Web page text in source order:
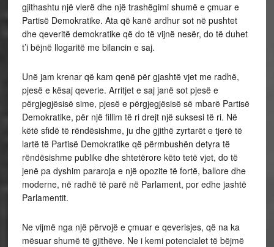
gjithashtu një vlerë dhe një trashëgimi shumë e çmuar e
Partisë Demokratike. Ata që kanë ardhur sot në pushtet
dhe qeveritë demokratike që do të vijnë nesër, do të duhet
t’i bëjnë llogaritë me bilancin e saj.
Unë jam krenar që kam qenë për gjashtë vjet me radhë,
pjesë e kësaj qeverie. Arritjet e saj janë sot pjesë e
përgjegjësisë sime, pjesë e përgjegjësisë së mbarë Partisë
Demokratike, për një fillim të ri drejt një suksesi të ri. Në
këtë sfidë të rëndësishme, ju dhe gjithë zyrtarët e tjerë të
lartë të Partisë Demokratike që përmbushën detyra të
rëndësishme publike dhe shtetërore këto tetë vjet, do të
jenë pa dyshim pararoja e një opozite të fortë, ballore dhe
moderne, në radhë të parë në Parlament, por edhe jashtë
Parlamentit.
Ne vijmë nga një përvojë e çmuar e qeverisjes, që na ka
mësuar shumë të gjithëve. Ne i kemi potencialet të bëjmë